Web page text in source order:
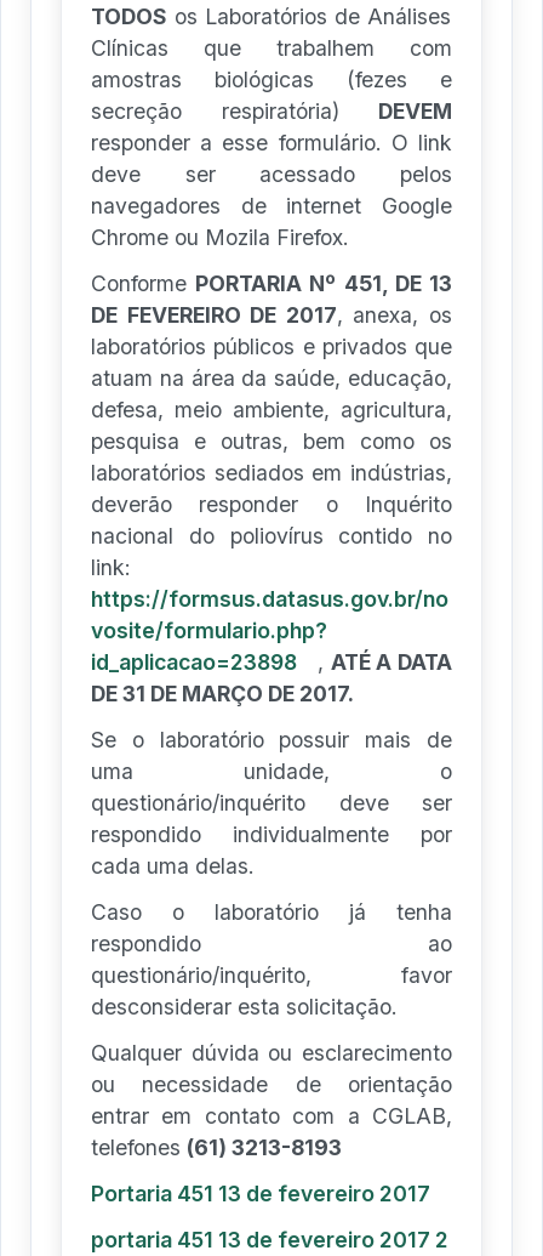
TODOS os Laboratórios de Análises
Clínicas que trabalhem com
amostras biológicas (fezes e
secreção respiratória) DEVEM
responder a esse formulário. O link
deve ser acessado pelos
navegadores de internet Google
Chrome ou Mozila Firefox.
Conforme PORTARIA Nº 451, DE 13
DE FEVEREIRO DE 2017, anexa, os
laboratórios públicos e privados que
atuam na área da saúde, educação,
defesa, meio ambiente, agricultura,
pesquisa e outras, bem como os
laboratórios sediados em indústrias,
deverão responder o Inquérito
nacional do poliovírus contido no
link:
https://formsus.datasus.gov.br/no
vosite/formulario.php?
id_aplicacao=23898 , ATÉ A DATA
DE 31 DE MARÇO DE 2017.
Se o laboratório possuir mais de
uma unidade, o
questionário/inquérito deve ser
respondido individualmente por
cada uma delas.
Caso o laboratório já tenha
respondido ao
questionário/inquérito, favor
desconsiderar esta solicitação.
Qualquer dúvida ou esclarecimento
ou necessidade de orientação
entrar em contato com a CGLAB,
telefones (61) 3213-8193
Portaria 451 13 de fevereiro 2017
portaria 451 13 de fevereiro 2017 2